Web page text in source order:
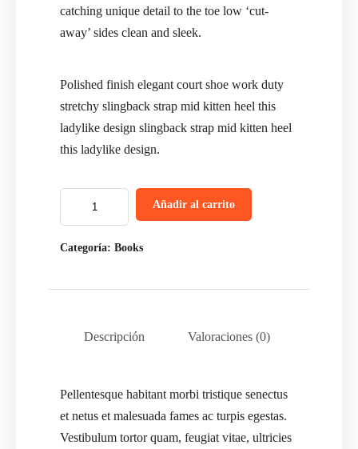
catching unique detail to the toe low ‘cut-
away’ sides clean and sleek.
Polished finish elegant court shoe work duty
stretchy slingback strap mid kitten heel this
ladylike design slingback strap mid kitten heel
this ladylike design.
Añadir al carrito
Categoría: Books
Descripción Valoraciones (0)
Pellentesque habitant morbi tristique senectus
et netus et malesuada fames ac turpis egestas.
Vestibulum tortor quam, feugiat vitae, ultricies